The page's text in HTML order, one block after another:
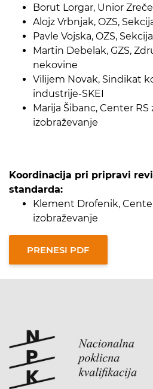
­Borut Lorgar, Unior
­Alojz Vrbnjak, OZS,
­Pavle Vojska, OZS,
­Martin Debelak, GZS,
nekovine
­Vilijem Novak, Sindikat
industrije-SKEI
­Marija Šibanc, Center
izobraževanje
Koordinacija pri pripravi
standarda:
Klement Drofenik,
izobraževanje